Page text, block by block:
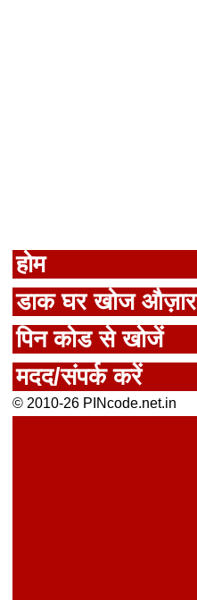
होम
डाक घर खोज औज़ार
पिन कोड से खोजें
मदद/संपर्क करें
© 2010-26 PINcode.net.in